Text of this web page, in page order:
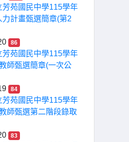
芳苑國民中學115學年
力計畫甄選簡章(第2
86
芳苑國民中學115學年
師甄選簡章(一次公
84
芳苑國民中學115學年
師甄選第二階段錄取
83